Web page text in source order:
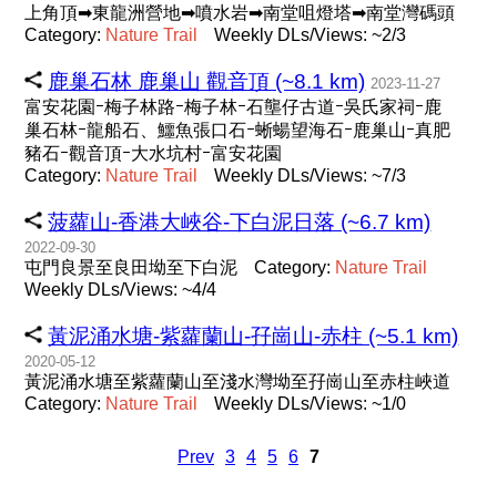
上角頂➡東龍洲營地➡噴水岩➡南堂咀燈塔➡南堂灣碼頭
Category: Nature Trail Weekly DLs/Views: ~2/3
鹿巢石林 鹿巢山 觀音頂 (~8.1 km) 2023-11-27
富安花園ｰ梅子林路ｰ梅子林ｰ石壟仔古道ｰ吳氏家祠ｰ鹿
巢石林ｰ龍船石、鱷魚張口石ｰ蜥蝪望海石ｰ鹿巢山ｰ真肥
豬石ｰ觀音頂ｰ大水坑村ｰ富安花園
Category: Nature Trail Weekly DLs/Views: ~7/3
菠蘿山-香港大峽谷-下白泥日落 (~6.7 km)
2022-09-30
屯門良景至良田坳至下白泥 Category: Nature Trail
Weekly DLs/Views: ~4/4
黃泥涌水塘-紫蘿蘭山-孖崗山-赤柱 (~5.1 km)
2020-05-12
黃泥涌水塘至紫蘿蘭山至淺水灣坳至孖崗山至赤柱峽道
Category: Nature Trail Weekly DLs/Views: ~1/0
Prev 3 4 5 6 7